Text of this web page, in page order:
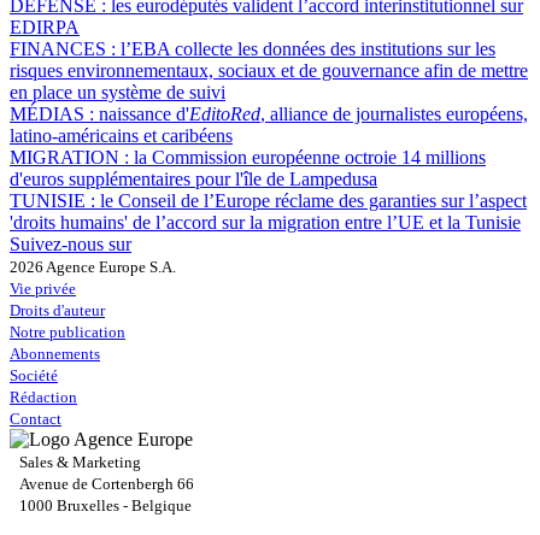
DÉFENSE : les eurodéputés valident l’accord interinstitutionnel sur
EDIRPA
FINANCES : l’EBA collecte les données des institutions sur les
risques environnementaux, sociaux et de gouvernance afin de mettre
en place un système de suivi
MÉDIAS : naissance d'EditoRed, alliance de journalistes européens,
latino-américains et caribéens
MIGRATION : la Commission européenne octroie 14 millions
d'euros supplémentaires pour l'île de Lampedusa
TUNISIE : le Conseil de l’Europe réclame des garanties sur l’aspect
'droits humains' de l’accord sur la migration entre l’UE et la Tunisie
Suivez-nous sur
2026 Agence Europe S.A.
Vie privée
Droits d'auteur
Notre publication
Abonnements
Société
Rédaction
Contact
Sales & Marketing
Avenue de Cortenbergh 66
1000 Bruxelles - Belgique